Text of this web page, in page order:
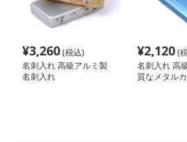
¥3,260(税込)
名刺入れ 高級アルミ製
名刺入れ
¥2,120(
名刺入れ 高
質なメタル